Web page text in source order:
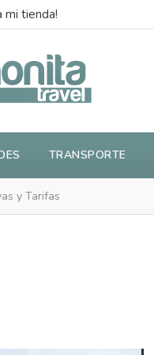
mi tienda!
TRANSPORTE
y Tarifas